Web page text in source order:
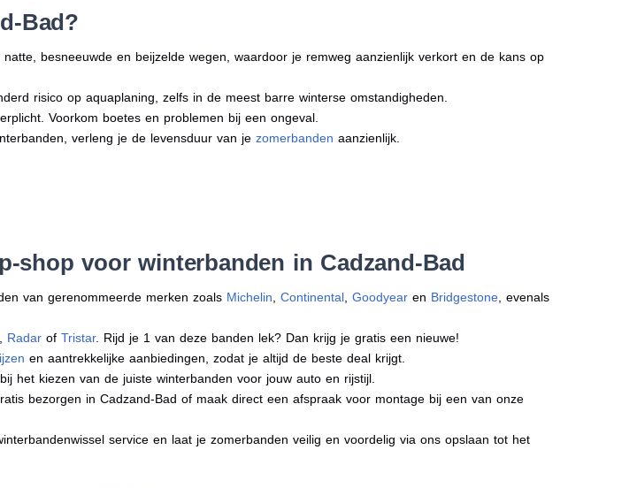
Bad?
besneeuwde en beijzelde wegen, waardoor je remweg aanzienlijk verkort en de kans op
risico op aquaplaning, zelfs in de meest barre winterse omstandigheden.
Voorkom boetes en problemen bij een ongeval.
verleng je de levensduur van jezomerbanden aanzienlijk.
shop voor winterbanden in Cadzand-Bad
van gerenommeerde merken zoals Michelin ,Continental ,Goodyear en Bridgestone , evenals
Radar ofTristar. Rijd je 1 van deze banden lek? Dan krijg je gratis een nieuwe!
en aantrekkelijke aanbiedingen, zodat je altijd de beste deal krijgt.
het kiezen van de juiste winterbanden voor jouw auto en rijstijl.
bezorgen in Cadzand-Bad of maak direct een afspraak voor montage bij een van onze
service en laat je zomerbanden veilig en voordelig via ons opslaan tot het